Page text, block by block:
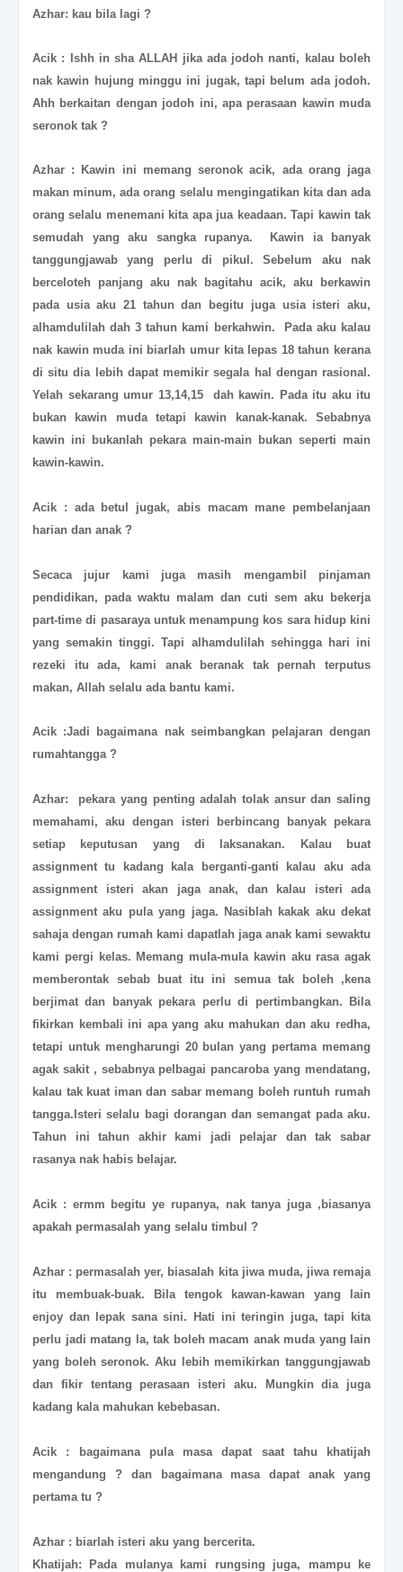
Azhar: kau bila lagi ?
Acik : Ishh in sha ALLAH jika ada jodoh nanti, kalau boleh
nak kawin hujung minggu ini jugak, tapi belum ada jodoh.
Ahh berkaitan dengan jodoh ini, apa perasaan kawin muda
seronok tak ?
Azhar : Kawin ini memang seronok acik, ada orang jaga
makan minum, ada orang selalu mengingatikan kita dan ada
orang selalu menemani kita apa jua keadaan. Tapi kawin tak
semudah yang aku sangka rupanya. Kawin ia banyak
tanggungjawab yang perlu di pikul. Sebelum aku nak
berceloteh panjang aku nak bagitahu acik, aku berkawin
pada usia aku 21 tahun dan begitu juga usia isteri aku,
alhamdulilah dah 3 tahun kami berkahwin. Pada aku kalau
nak kawin muda ini biarlah umur kita lepas 18 tahun kerana
di situ dia lebih dapat memikir segala hal dengan rasional.
Yelah sekarang umur 13,14,15 dah kawin. Pada itu aku itu
bukan kawin muda tetapi kawin kanak-kanak. Sebabnya
kawin ini bukanlah pekara main-main bukan seperti main
kawin-kawin.
Acik : ada betul jugak, abis macam mane pembelanjaan
harian dan anak ?
Secaca jujur kami juga masih mengambil pinjaman
pendidikan, pada waktu malam dan cuti sem aku bekerja
part-time di pasaraya untuk menampung kos sara hidup kini
yang semakin tinggi. Tapi alhamdulilah sehingga hari ini
rezeki itu ada, kami anak beranak tak pernah terputus
makan, Allah selalu ada bantu kami.
Acik :Jadi bagaimana nak seimbangkan pelajaran dengan
rumahtangga ?
Azhar: pekara yang penting adalah tolak ansur dan saling
memahami, aku dengan isteri berbincang banyak pekara
setiap keputusan yang di laksanakan. Kalau buat
assignment tu kadang kala berganti-ganti kalau aku ada
assignment isteri akan jaga anak, dan kalau isteri ada
assignment aku pula yang jaga. Nasiblah kakak aku dekat
sahaja dengan rumah kami dapatlah jaga anak kami sewaktu
kami pergi kelas. Memang mula-mula kawin aku rasa agak
memberontak sebab buat itu ini semua tak boleh ,kena
berjimat dan banyak pekara perlu di pertimbangkan. Bila
fikirkan kembali ini apa yang aku mahukan dan aku redha,
tetapi untuk mengharungi 20 bulan yang pertama memang
agak sakit , sebabnya pelbagai pancaroba yang mendatang,
kalau tak kuat iman dan sabar memang boleh runtuh rumah
tangga.Isteri selalu bagi dorangan dan semangat pada aku.
Tahun ini tahun akhir kami jadi pelajar dan tak sabar
rasanya nak habis belajar.
Acik : ermm begitu ye rupanya, nak tanya juga ,biasanya
apakah permasalah yang selalu timbul ?
Azhar : permasalah yer, biasalah kita jiwa muda, jiwa remaja
itu membuak-buak. Bila tengok kawan-kawan yang lain
enjoy dan lepak sana sini. Hati ini teringin juga, tapi kita
perlu jadi matang la, tak boleh macam anak muda yang lain
yang boleh seronok. Aku lebih memikirkan tanggungjawab
dan fikir tentang perasaan isteri aku. Mungkin dia juga
kadang kala mahukan kebebasan.
Acik : bagaimana pula masa dapat saat tahu khatijah
mengandung ? dan bagaimana masa dapat anak yang
pertama tu ?
Azhar : biarlah isteri aku yang bercerita.
Khatijah: Pada mulanya kami rungsing juga, mampu ke